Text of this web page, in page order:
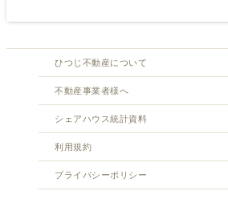
ひつじ不動産について
不動産事業者様へ
シェアハウス統計資料
利用規約
プライバシーポリシー